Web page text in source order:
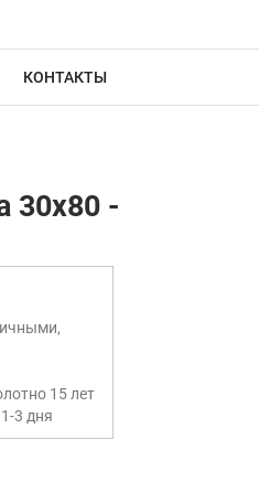
КОНТАКТЫ
30x80 -
15 лет
3 дня